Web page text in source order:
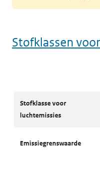
Stofklassen
Stofklasse voor
luchtemissies
Emissiegrenswaarde